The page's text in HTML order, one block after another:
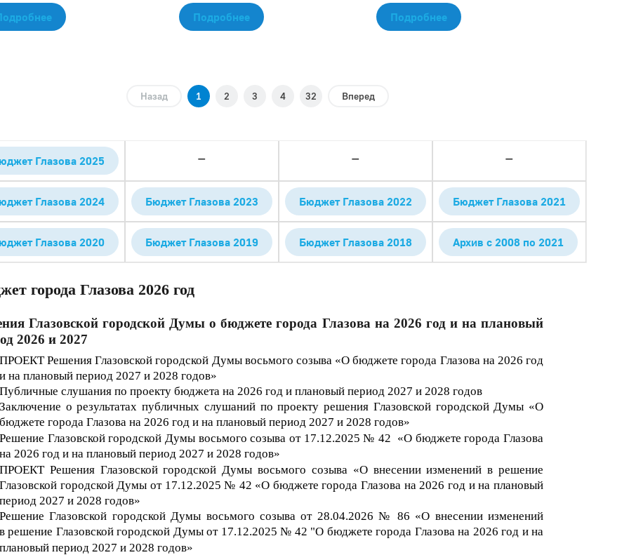
Подробнее Подробнее
Назад 1 2 3 4 32 Вперед
Глазова 2025 — — —
Глазова 2024 Бюджет Глазова 2023 Бюджет Глазова 2022 Бюджет Глазова 2021
Глазова 2020 Бюджет Глазова 2019 Бюджет Глазова 2018 Архив с 2008 по 2021
города Глазова 2026 год
Глазовской городской Думы о бюджете города Глазова на 2026 год и на плановый
2026 и 2027
ПРОЕКТ Решения Глазовской городской Думы восьмого созыва «О бюджете города Глазова на 2026 год
и на плановый период 2027 и 2028 годов»
Публичные слушания по проекту бюджета на 2026 год и плановый период 2027 и 2028 годов
Заключение о результатах публичных слушаний по проекту решения Глазовской городской Думы «О
бюджете города Глазова на 2026 год и на плановый период 2027 и 2028 годов»
Решение Глазовской городской Думы восьмого созыва от 17.12.2025 № 42 «О бюджете города Глазова
на 2026 год и на плановый период 2027 и 2028 годов»
ПРОЕКТ Решения Глазовской городской Думы восьмого созыва «О внесении изменений в решение
Глазовской городской Думы от 17.12.2025 № 42 «О бюджете города Глазова на 2026 год и на плановый
период 2027 и 2028 годов»
Решение Глазовской городской Думы восьмого созыва от 28.04.2026 № 86 «О внесении изменений
врешение Глазовской городской Думы от 17.12.2025 №42 "О бюджете города Глазова на 2026 год и на
плановый период 2027 и 2028 годов»